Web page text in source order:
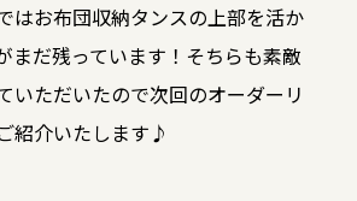
はお布団収納タンスの上部を活か
まだ残っています！そちらも素敵
いただいたので次回のオーダーリ
紹介いたします♪